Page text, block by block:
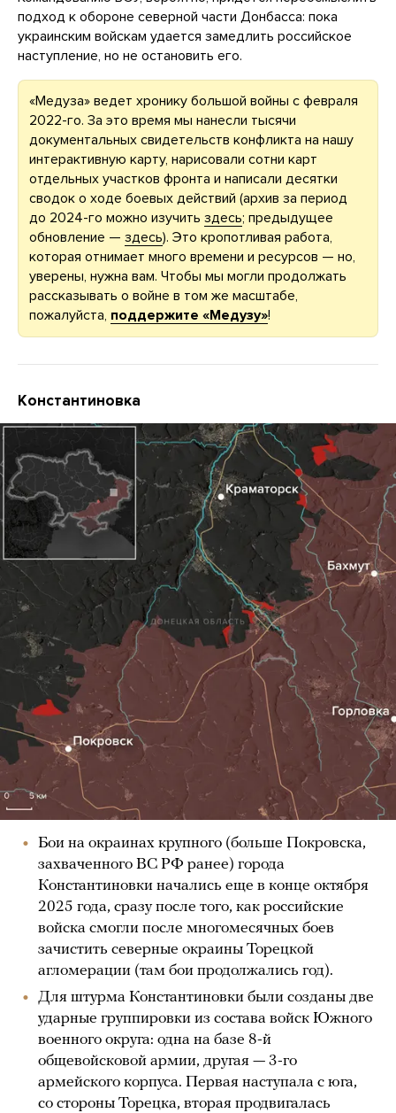
подход к обороне северной части Донбасса: пока
украинским войскам удается замедлить российское
наступление, но не остановить его.
«Медуза» ведет хронику большой войны с февраля
2022-го. За это время мы нанесли тысячи
документальных свидетельств конфликта на нашу
интерактивную карту, нарисовали сотни карт
отдельных участков фронта и написали десятки
сводок о ходе боевых действий (архив за период
до 2024-го можно изучить здесь; предыдущее
обновление — здесь). Это кропотливая работа,
которая отнимает много времени и ресурсов — но,
уверены, нужна вам. Чтобы мы могли продолжать
рассказывать о войне в том же масштабе,
пожалуйста, поддержите «Медузу»!
Константиновка
Бои на окраинах крупного (больше Покровска,
захваченного ВС РФ ранее) города
Константиновки начались еще в конце октября
2025 года, сразу после того, как российские
войска смогли после многомесячных боев
зачистить северные окраины Торецкой
агломерации (там бои продолжались год).
Для штурма Константиновки были созданы две
ударные группировки из состава войск Южного
военного округа: одна на базе 8-й
общевойсковой армии, другая — 3-го
армейского корпуса. Первая наступала с юга,
со стороны Торецка, вторая продвигалась